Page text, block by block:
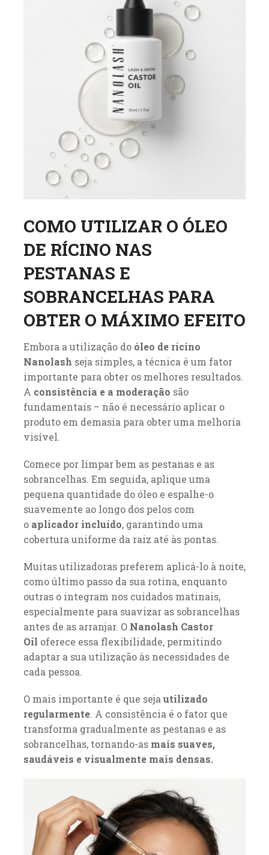
COMO UTILIZAR O ÓLEO
DE RÍCINO NAS
PESTANAS E
SOBRANCELHAS PARA
OBTER O MÁXIMO EFEITO
Embora a utilização do óleo de rícino
Nanolash seja simples, a técnica é um fator
importante para obter os melhores resultados.
A consistência e a moderação são
fundamentais – não é necessário aplicar o
produto em demasia para obter uma melhoria
visível.
Comece por limpar bem as pestanas e as
sobrancelhas. Em seguida, aplique uma
pequena quantidade do óleo e espalhe-o
suavemente ao longo dos pelos com
o aplicador incluído, garantindo uma
cobertura uniforme da raiz até às pontas.
Muitas utilizadoras preferem aplicá-lo à noite,
como último passo da sua rotina, enquanto
outras o integram nos cuidados matinais,
especialmente para suavizar as sobrancelhas
antes de as arranjar. O Nanolash Castor
Oil oferece essa flexibilidade, permitindo
adaptar a sua utilização às necessidades de
cada pessoa.
O mais importante é que sejautilizado
regularmente. A consistência é o fator que
transforma gradualmente as pestanas e as
sobrancelhas, tornando-as mais suaves,
saudáveis e visualmente mais densas.